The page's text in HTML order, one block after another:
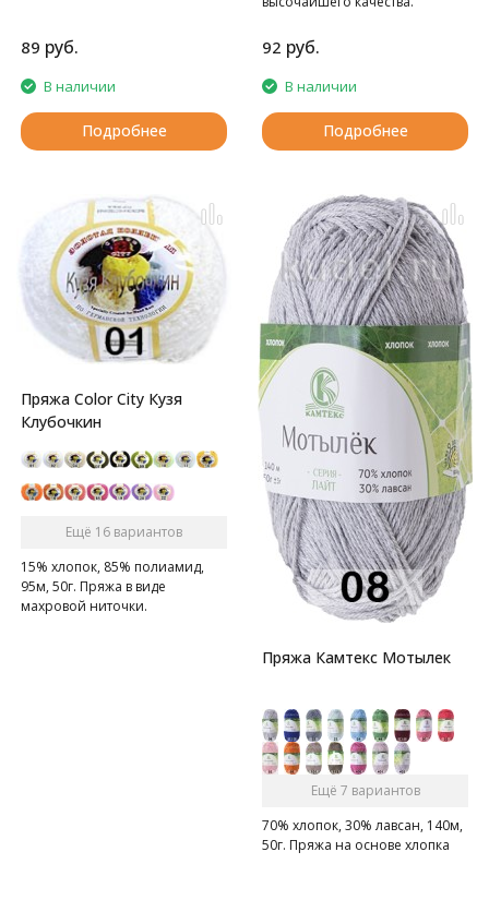
89 руб.
В наличии
Подробнее
92 руб.
В наличии
Подробнее
Пряжа Color City Кузя
Клубочкин
Ещё 16 вариантов
15% хлопок, 85% полиамид,
95м, 50г. Пряжа в виде
махровой ниточки.
Пряжа Камтекс Мотылек
Ещё 7 вариантов
70% хлопок, 30% лавсан, 140м,
50г. Пряжа на основе хлопка